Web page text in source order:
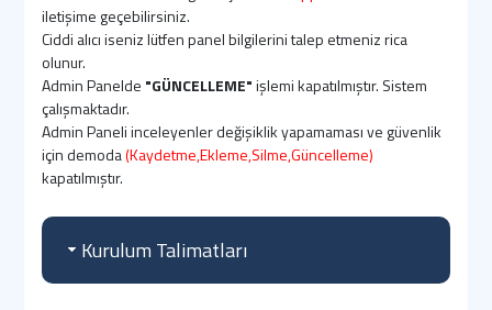
iletişime geçebilirsiniz.
Ciddi alıcı iseniz lütfen panel bilgilerini talep etmeniz rica
olunur.
Admin Panelde "GÜNCELLEME"işlemi kapatılmıştır. Sistem
çalışmaktadır.
Admin Paneli inceleyenler değişiklik yapamaması ve güvenlik
için demoda(Kaydetme,Ekleme,Silme,Güncelleme)
kapatılmıştır.
Kurulum Talimatları